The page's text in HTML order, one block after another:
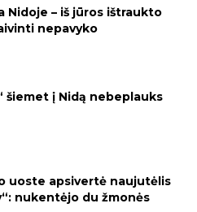
Nidoje – iš jūros ištraukto
nepavyko
šiemet į Nidą nebeplauks
uoste apsivertė naujutėlis
nukentėjo du žmonės